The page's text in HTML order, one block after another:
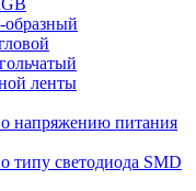
образный
ленты
напряжению питания
типу светодиода SMD